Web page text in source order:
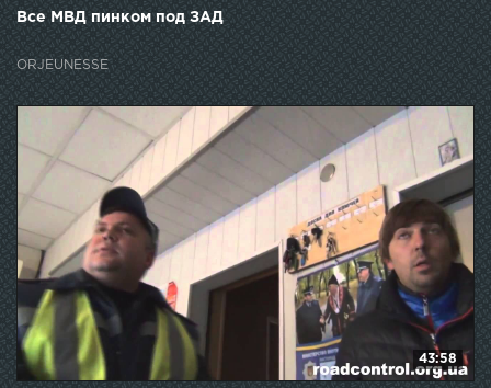
Все МВД пинком под ЗАД
ORJEUNESSE
43:58